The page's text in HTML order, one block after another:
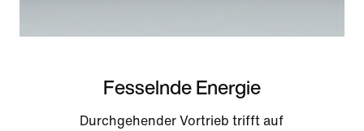
Fesselnde Energie
Durchgehender Vortrieb trifft auf